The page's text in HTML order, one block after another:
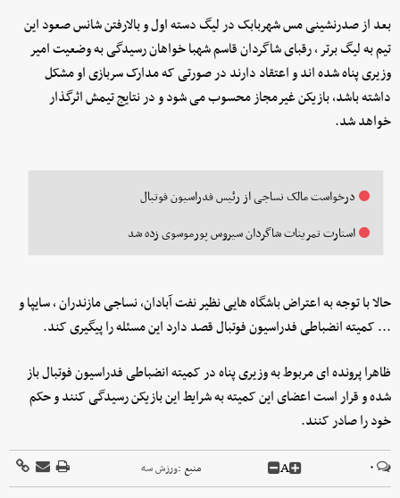
بعد از صدرنشینی مس شهربابک در لیگ دسته اول و بالارفتن شانس صعود این
تیم به لیگ برتر ، رقبای شاگردان قاسم شهبا خواهان رسیدگی به وضعیت امیر
وزیری پناه شده اند و اعتقاد دارند در صورتی که مدارک سربازی او مشکل
داشته باشد، بازیکن غیرمجاز محسوب می شود و در نتایج تیمش اثرگذار
خواهد شد.
درخواست مالک نساجی از رئیس فدراسیون فوتبال
استارت تمرینات شاگردان سیروس پورموسوی زده شد
حالا با توجه به اعتراض باشگاه هایی نظیر نفت آبادان، نساجی مازندران ، سایپا و
... کمیته انضباطی فدراسیون فوتبال قصد دارد این مسئله را پیگیری کند.
ظاهرا پرونده ای مربوط به وزیری پناه در کمیته انضباطی فدراسیون فوتبال باز
شده و قرار است اعضای این کمیته به شرایط این بازیکن رسیدگی کنند و حکم
خود را صادر کنند.
۰ A منبع :ورزش سه